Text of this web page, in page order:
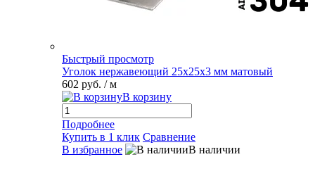
Быстрый просмотр
Уголок нержавеющий 25х25х3 мм матовый
602 руб. / м
В корзину
Подробнее
Купить в 1 клик Сравнение
В избранное
В наличии